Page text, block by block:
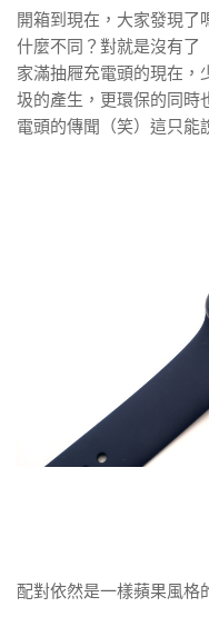
開箱到現在，大家發現了
什麼不同？對就是沒有了
家滿抽屜充電頭的現在，
圾的產生，更環保的同時
電頭的傳聞（笑）這只能
配對依然是一樣蘋果風格